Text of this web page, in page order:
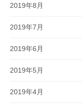
2019年8月
2019年7月
2019年6月
2019年5月
2019年4月